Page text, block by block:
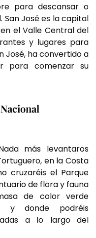
para descansar o
San José es la capital
el Valle Central del
y lugares para
José, ha convertido a
para comenzar su
más levantaros
en la Costa
cruzaréis el Parque
de flora y fauna
de color verde
y donde podréis
a lo largo del